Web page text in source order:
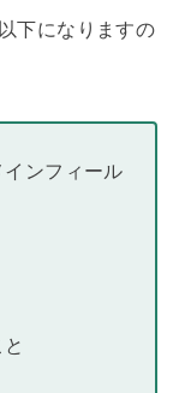
下になりますの
ンフィール